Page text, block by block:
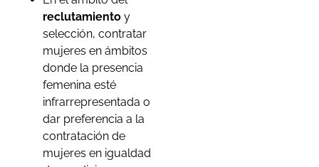
reclutamiento y
selección, contratar
mujeres en ámbitos
donde la presencia
femenina esté
infrarrepresentada o
dar preferencia a la
contratación de
mujeres en igualdad